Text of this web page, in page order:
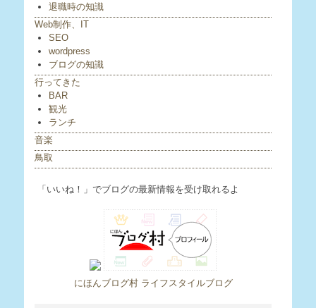
退職時の知識
Web制作、IT
SEO
wordpress
ブログの知識
行ってきた
BAR
観光
ランチ
音楽
鳥取
「いいね！」でブログの最新情報を受け取れるよ
にほんブログ村 ライフスタイルブログ